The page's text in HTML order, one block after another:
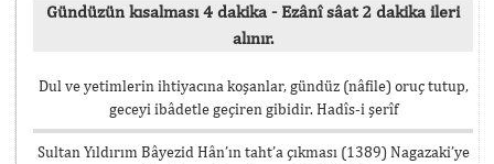
Gündüzün kısalması 4 dakika - Ezânî sâat 2 dakika ileri
alınır.
Dul ve yetimlerin ihtiyacına koşanlar, gündüz (nâfile) oruç tutup,
geceyi ibâdetle geçiren gibidir. Hadîs-i şerîf
Sultan Yıldırım Bâyezid Hân’ın taht’a çıkması (1389) Nagazaki’ye